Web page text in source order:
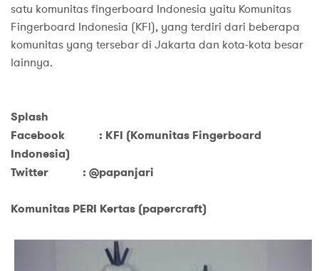
satu komunitas fingerboard Indonesia yaitu Komunitas
Fingerboard Indonesia (KFI), yang terdiri dari beberapa
komunitas yang tersebar di Jakarta dan kota-kota besar
lainnya.
Splash
Facebook : KFI (Komunitas Fingerboard
Indonesia)
Twitter : @papanjari
Komunitas PERI Kertas (papercraft)